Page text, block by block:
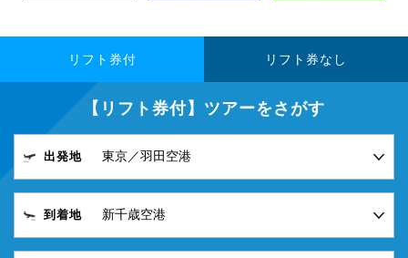
リフト券付 リフト券なし
【リフト券付】ツアーをさがす
出発地
到着地